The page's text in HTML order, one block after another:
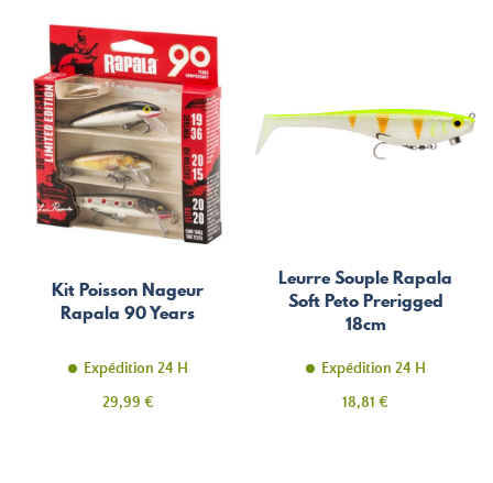
Kit Poisson Nageur
Rapala 90 Years
Expédition 24 H
Prix
29,99 €
Leurre Souple Rapala
Soft Peto Prerigged
18cm
Expédition 24 H
Prix
18,81 €